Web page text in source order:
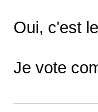
Oui, c'est
Je vote